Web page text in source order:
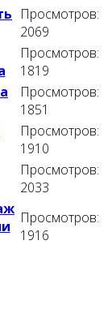
Просмотров:
2069
Просмотров:
1819
Просмотров:
1851
Просмотров:
1910
Просмотров:
2033
Просмотров:
1916